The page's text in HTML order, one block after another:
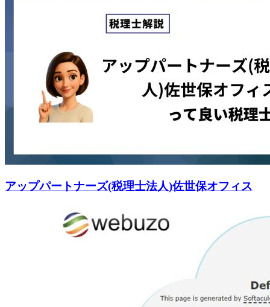
アップパートナーズ(税理士法人)佐世保オフィス